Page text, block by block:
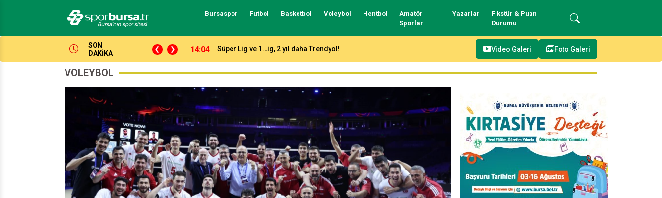
Bursaspor Futbol Basketbol Voleybol Hentbol
Amatör
Sporlar
Yazarlar
Fikstür & Puan
Durumu
SON
DAKİKA
13:47 Karacabey, 9 transferle kadrosunu güçlendirdi! Video Galeri Foto Galeri
VOLEYBOL